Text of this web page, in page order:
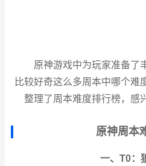
原神游戏中为玩家准备了
比较好奇这么多周本中哪个难
整理了周本难度排行榜，感
原神周本
一、T0：